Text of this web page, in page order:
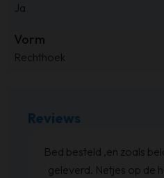
Ja
Vorm
Rechthoek
Reviews
Bed besteld ,en zoals
geleverd. Netjes op de